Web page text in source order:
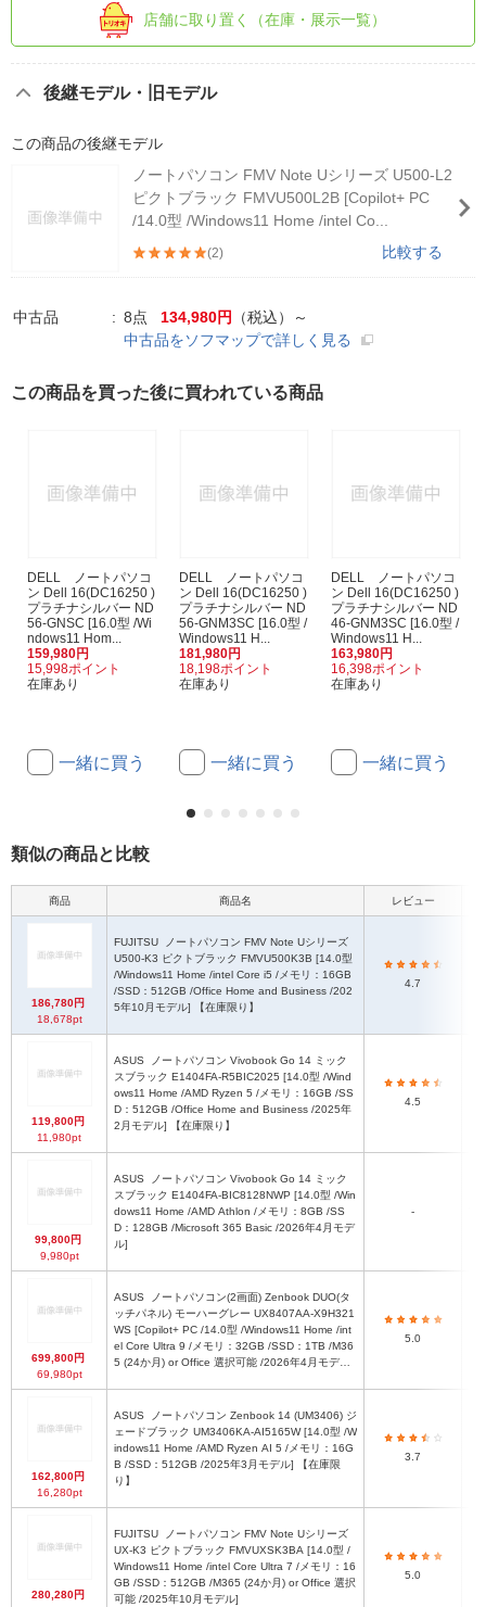
店舗に取り置く（在庫・展示一覧）
後継モデル・旧モデル
この商品の後継モデル
ノートパソコン FMV Note Uシリーズ U500-L2
ピクトブラック FMVU500L2B [Copilot+ PC
/14.0型 /Windows11 Home /intel Co...
(2) 比較する
中古品 8点 134,980円
（税込）～
中古品をソフマップで詳しく見る
この商品を買った後に買われている商品
DELL ノートパソコ
ン Dell 16(DC16250 )
プラチナシルバー ND
56-GNSC [16.0型 /Wi
ndows11 Hom...
159,980円
15,998ポイント
在庫あり
一緒に買う
DELL ノートパソコ
ン Dell 16(DC16250 )
プラチナシルバー ND
56-GNM3SC [16.0型 /
Windows11 H...
181,980円
18,198ポイント
在庫あり
一緒に買う
DELL ノートパソコ
ン Dell 16(DC16250 )
プラチナシルバー ND
46-GNM3SC [16.0型 /
Windows11 H...
163,980円
16,398ポイント
在庫あり
一緒に買う
類似の商品と比較
商品 商品名 レビュー
186,780円
18,678pt
FUJITSU
U500-K3 ピクトブラック FMVU500K3B [14.0型
/Windows11 Home /intel Core i5 /メモリ：16GB
/SSD：512GB /Office Home and Business /202
5年10月モデル] 【在庫限り】
4.7
119,800円
11,980pt
ASUS
スブラック E1404FA-R5BIC2025 [14.0型 /Wind
ows11 Home /AMD Ryzen 5 /メモリ：16GB /SS
D：512GB /Office Home and Business /2025年
2月モデル] 【在庫限り】
4.5
99,800円
9,980pt
ASUS
スブラック E1404FA-BIC8128NWP [14.0型 /Win
dows11 Home /AMD Athlon /メモリ：8GB /SS
D：128GB /Microsoft 365 Basic /2026年4月モデ
ル]
-
699,800円
69,980pt
ASUS
ッチパネル) モーハーグレー UX8407AA-X9H321
WS [Copilot+ PC /14.0型 /Windows11 Home /int
el Core Ultra 9 /メモリ：32GB /SSD：1TB /M36
5 (24か月) or Office 選択可能 /2026年4月モデル]
5.0
162,800円
16,280pt
ASUS
ェードブラック UM3406KA-AI5165W [14.0型 /W
indows11 Home /AMD Ryzen AI 5 /メモリ：16G
B /SSD：512GB /2025年3月モデル] 【在庫限
り】
3.7
280,280円
FUJITSU
UX-K3 ピクトブラック FMVUXSK3BA [14.0型 /
Windows11 Home /intel Core Ultra 7 /メモリ：16
GB /SSD：512GB /M365 (24か月) or Office 選択
可能 /2025年10月モデル]
5.0